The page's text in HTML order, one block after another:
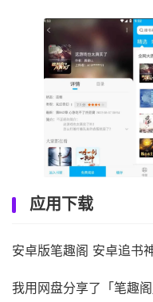
应用下载
安卓版笔趣阁 安卓追书
我用网盘分享了「笔趣